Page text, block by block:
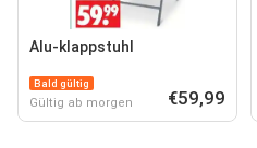
Alu-klappstuhl
Bald gültig
Gültig ab morgen €59,99